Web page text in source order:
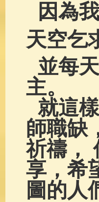
因為
天空乞
並每
主。
就這
師職缺
祈禱，
享，希
圖的人